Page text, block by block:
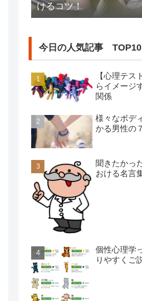
けるコツ！
今日の人気記事 TOP10
【心理テス
らイメージ
関係
様々なボデ
かる男性の
聞きたかっ
おける名言
個性心理学
りやすくご